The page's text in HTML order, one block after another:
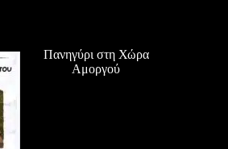
Πανηγύρι στη Χώρα
Αμοργού